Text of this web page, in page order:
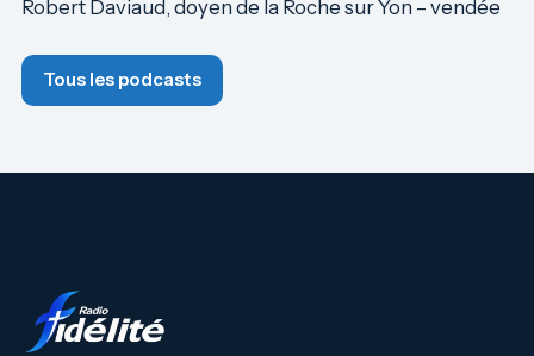
Robert Daviaud, doyen de la Roche sur Yon – vendée
Tous les podcasts